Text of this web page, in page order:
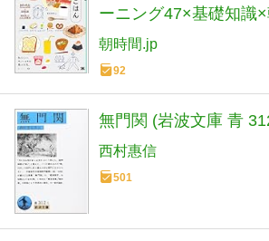
ーニング47×基礎知識
と習慣20
朝時間.jp
92
無門関 (岩波文庫 青
西村惠信
501